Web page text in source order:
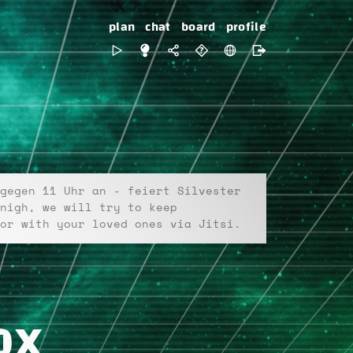
plan chat board profile
11 Uhr an - feiert Silvester
nigh, we will try to keep
or with your loved ones via Jitsi.